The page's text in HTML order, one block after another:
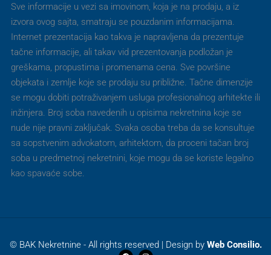
Sve informacije u vezi sa imovinom, koja je na prodaju, a iz
izvora ovog sajta, smatraju se pouzdanim informacijama.
Internet prezentacija kao takva je napravljena da prezentuje
tačne informacije, ali takav vid prezentovanja podložan je
greškama, propustima i promenama cena. Sve površine
objekata i zemlje koje se prodaju su približne. Tačne dimenzije
se mogu dobiti potraživanjem usluga profesionalnog arhitekte ili
inžinjera. Broj soba navedenih u opisima nekretnina koje se
nude nije pravni zaključak. Svaka osoba treba da se konsultuje
sa sopstvenim advokatom, arhitektom, da proceni tačan broj
soba u predmetnoj nekretnini, koje mogu da se koriste legalno
kao spavaće sobe.
© BAK Nekretnine - All rights reserved | Design by Web Consilio.